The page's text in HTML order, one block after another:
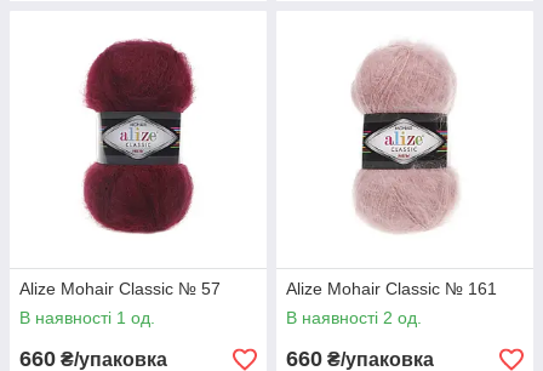
Alize Mohair Classic № 57
В наявності 1 од.
660 ₴/упаковка
Alize Mohair Classic № 161
В наявності 2 од.
660 ₴/упаковка